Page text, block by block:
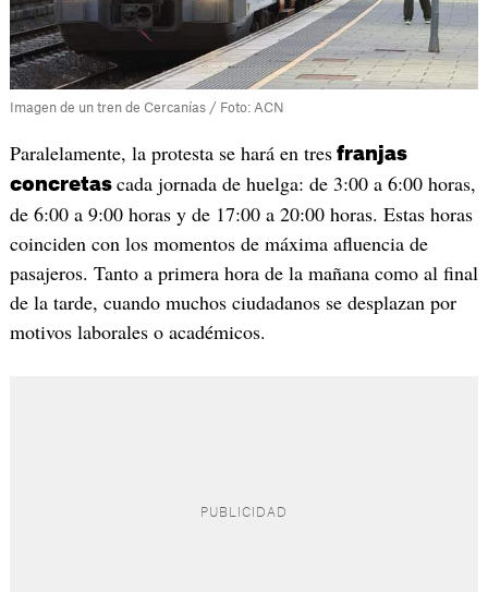
Imagen de un tren de Cercanías / Foto: ACN
Paralelamente, la protesta se hará en tresfranjas
concretas cada jornada de huelga: de 3:00 a 6:00 horas,
de 6:00 a 9:00 horas y de 17:00 a 20:00 horas. Estas horas
coinciden con los momentos de máxima afluencia de
pasajeros. Tanto a primera hora de la mañana como al final
de la tarde, cuando muchos ciudadanos se desplazan por
motivos laborales o académicos.